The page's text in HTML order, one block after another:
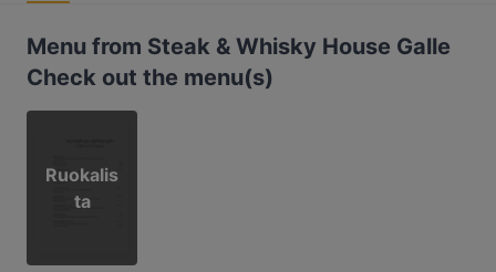
Menu from Steak & Whisky House Galle
Check out the menu(s)
Ruokalis
ta